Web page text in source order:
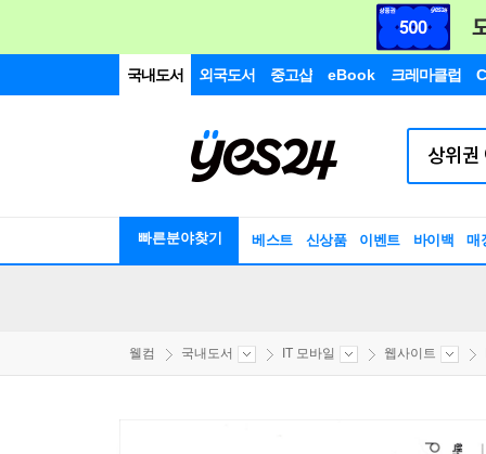
국내도서 외국도서 중고샵 eBook 크레마클럽
빠른분야찾기 베스트 신상품 이벤트 바이백 매
웰컴 국내도서 IT 모바일 웹사이트